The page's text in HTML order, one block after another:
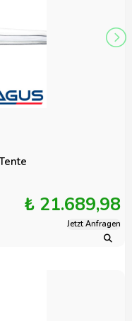
₺ 21.689,98
Jetzt Anfragen